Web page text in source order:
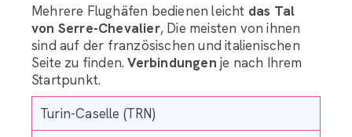
Mehrere Flughäfen bedienen leicht das Tal
von Serre-Chevalier, Die meisten von ihnen
sind auf der französischen und italienischen
Seite zu finden.Verbindungen je nach Ihrem
Startpunkt.
Turin-Caselle (TRN)